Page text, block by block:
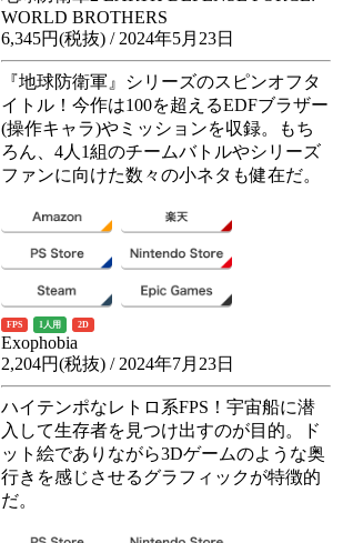
WORLD BROTHERS
6,345円(税抜) / 2024年5月23日
『地球防衛軍』シリーズのスピンオフタ
イトル！今作は100を超えるEDFブラザー
(操作キャラ)やミッションを収録。もち
ろん、4人1組のチームバトルやシリーズ
ファンに向けた数々の小ネタも健在だ。
FPS 1人用 2D
Exophobia
2,204円(税抜) / 2024年7月23日
ハイテンポなレトロ系FPS！宇宙船に潜
入して生存者を見つけ出すのが目的。ド
ット絵でありながら3Dゲームのような奥
行きを感じさせるグラフィックが特徴的
だ。